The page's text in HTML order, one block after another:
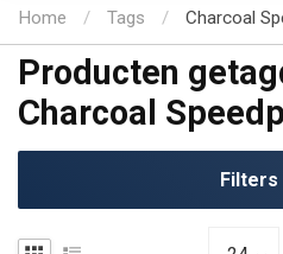
Home / Tags / Charcoal
Producten
Charcoal
Filters